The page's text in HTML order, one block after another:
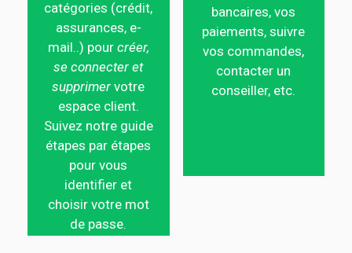
catégories (crédit,
assurances, e-
mail..) pour créer,
se connecter et
supprimer votre
espace client.
Suivez notre guide
étapes par étapes
pour vous
identifier et
choisir votre mot
de passe.
bancaires, vos
paiements, suivre
vos commandes,
contacter un
conseiller, etc.